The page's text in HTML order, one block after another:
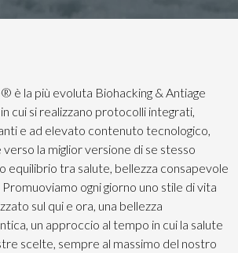
è la più evoluta Biohacking & Antiage
cui si realizzano protocolli integrati,
e ad elevato contenuto tecnologico,
la miglior versione di se stesso
equilibrio tra salute, bellezza consapevole
ogni giorno uno stile di vita
sul qui e ora, una bellezza
un approccio al tempo in cui la salute
scelte, sempre al massimo del nostro